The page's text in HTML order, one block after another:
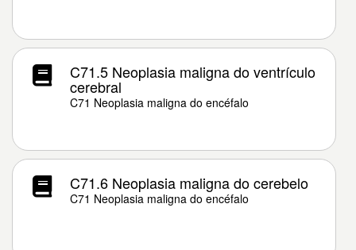
C71.5 Neoplasia maligna do ventrículo
cerebral
C71 Neoplasia maligna do encéfalo
C71.6 Neoplasia maligna do cerebelo
C71 Neoplasia maligna do encéfalo